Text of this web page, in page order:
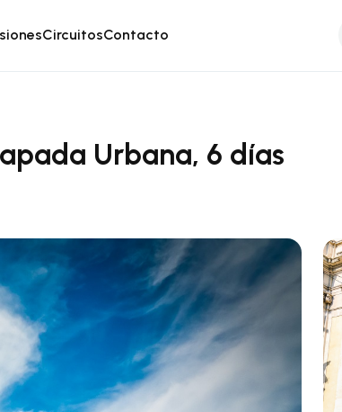
CircuitosContacto
Urbana, 6 días